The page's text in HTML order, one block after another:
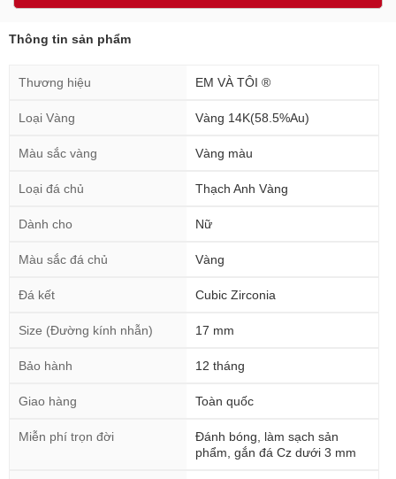
Thông tin sản phẩm
Thương hiệu EM VÀ TÔI ®
Loại Vàng Vàng 14K(58.5%Au)
Màu sắc vàng Vàng màu
Loại đá chủ Thạch Anh Vàng
Dành cho Nữ
Màu sắc đá chủ Vàng
Đá kết Cubic Zirconia
Size (Đường kính nhẫn) 17 mm
Bảo hành 12 tháng
Giao hàng Toàn quốc
Miễn phí trọn đời
Đánh bóng, làm sạch sản
phẩm, gắn đá Cz dưới 3 mm